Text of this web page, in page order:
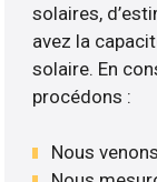
solaires,
avez la
solaire. En
procédons :
Nous